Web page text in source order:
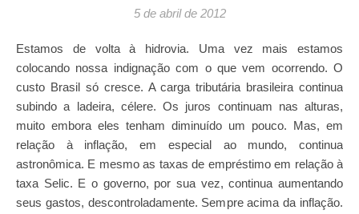
5 de abril de 2012
Estamos de volta à hidrovia. Uma vez mais estamos
colocando nossa indignação com o que vem ocorrendo. O
custo Brasil só cresce. A carga tributária brasileira continua
subindo a ladeira, célere. Os juros continuam nas alturas,
muito embora eles tenham diminuído um pouco. Mas, em
relação à inflação, em especial ao mundo, continua
astronômica. E mesmo as taxas de empréstimo em relação à
taxa Selic. E o governo, por sua vez, continua aumentando
seus gastos, descontroladamente. Sempre acima da inflação.